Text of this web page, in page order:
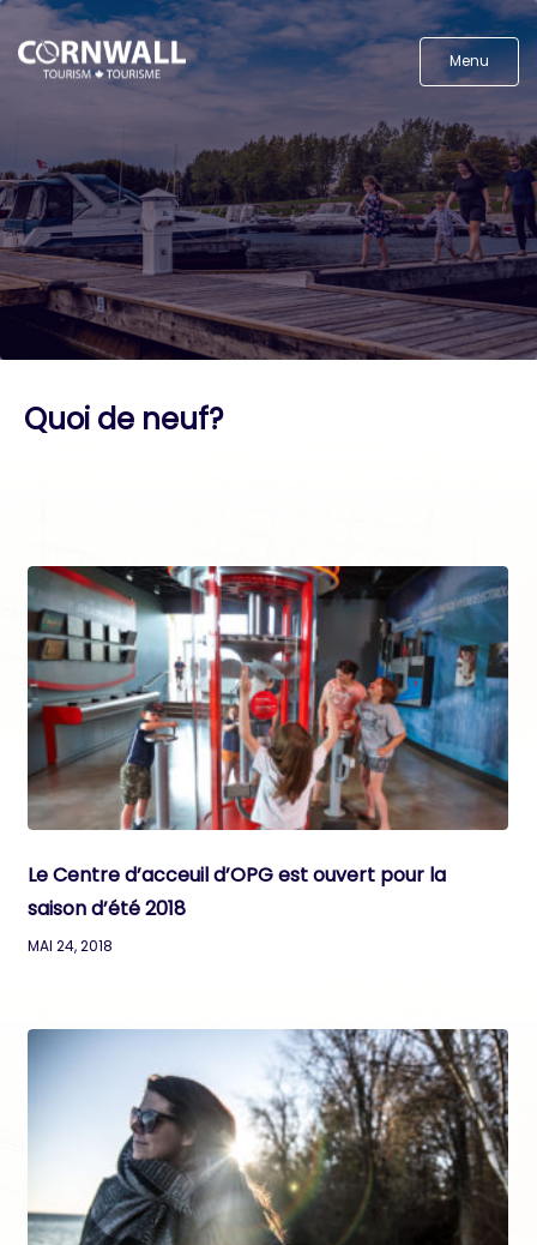
Menu
Quoi de neuf?
Le Centre d’acceuil d’OPG est ouvert pour la
saison d’été 2018
MAI 24, 2018